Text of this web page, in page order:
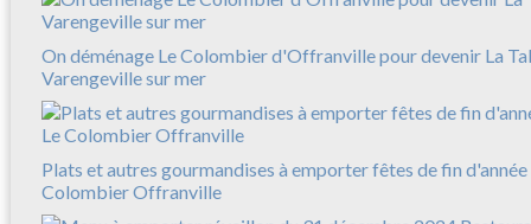
On déménage Le Colombier d'Offranville pour devenir La
Varengeville sur mer
Plats et autres gourmandises à emporter fêtes de fin
Colombier Offranville